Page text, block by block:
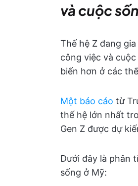
và cuộc
Thế hệ Z đang
công việc và
biến hơn ở các
Một báo cáo từ
thế hệ lớn nhất
Gen Z được dự
Dưới đây là phân
sống ở Mỹ: